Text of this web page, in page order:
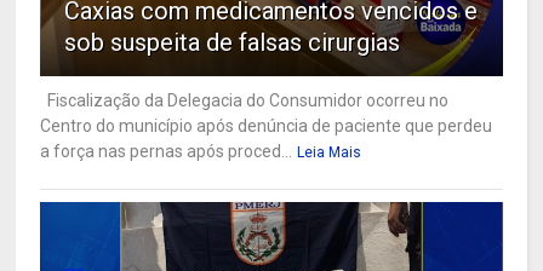
Caxias com medicamentos vencidos e
sob suspeita de falsas cirurgias
Fiscalização da Delegacia do Consumidor ocorreu no
Centro do município após denúncia de paciente que perdeu
a força nas pernas após proced...
Leia Mais